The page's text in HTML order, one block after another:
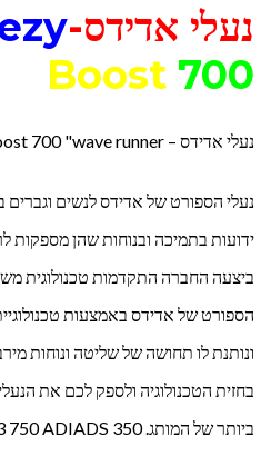
נעלי אדידס-Adidas
Boost 700
נעלי אדידס – yeezy boost 700 "wave runner"
נעלי הספורט של אדידס לנשים
ידועות בתמיכה ובנוחות שהן מספקות
ביצעה החברה התקדמות טכנולוגית
ונותנת לו תחושה של שליטה ונוחות
בחזית הטכנולוגיה ולספק לכם את
ביותר של המותג. V2 V3 750 ADIADS 350